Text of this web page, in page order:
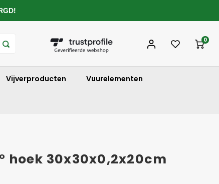
0
Vijverproducten Vuurelementen
hoek 30x30x0,2x20cm